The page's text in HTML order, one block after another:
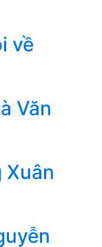
về
Văn
Xuân